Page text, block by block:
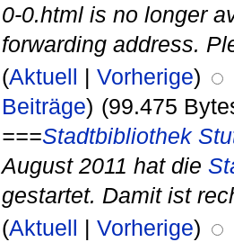
0-0.html is no longer
forwarding address.
(Aktuell | Vorherige)
Beiträge) (99.475
===Stadtbibliothek
August 2011 hat die
gestartet. Damit ist
(Aktuell | Vorherige)